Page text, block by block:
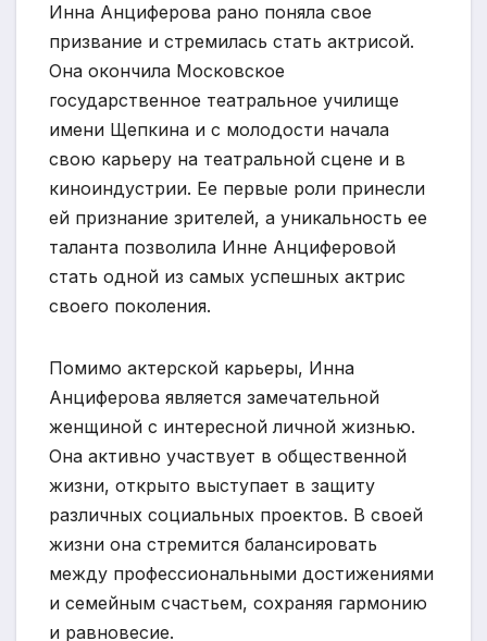
Инна Анциферова рано поняла свое
призвание и стремилась стать актрисой.
Она окончила Московское
государственное театральное училище
имени Щепкина и с молодости начала
свою карьеру на театральной сцене и в
киноиндустрии. Ее первые роли принесли
ей признание зрителей, а уникальность ее
таланта позволила Инне Анциферовой
стать одной из самых успешных актрис
своего поколения.
Помимо актерской карьеры, Инна
Анциферова является замечательной
женщиной с интересной личной жизнью.
Она активно участвует в общественной
жизни, открыто выступает в защиту
различных социальных проектов. В своей
жизни она стремится балансировать
между профессиональными достижениями
и семейным счастьем, сохраняя гармонию
и равновесие.